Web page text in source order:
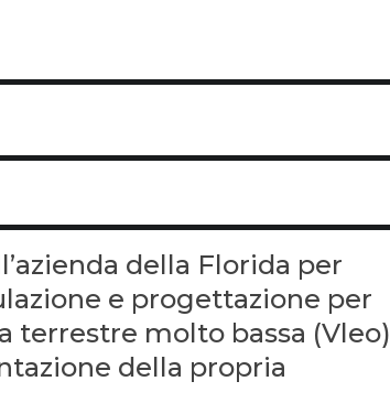
della Florida per
e progettazione per
terrestre molto bassa (Vleo)
della propria